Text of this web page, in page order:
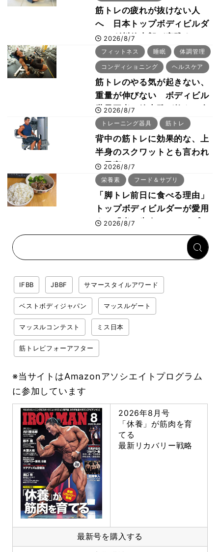
筋トレの疲れが抜けない人
へ 日本トップボディビルダ
ー・刈川啓志郎が実践する
「回復習慣」
2026/8/7
フィットネス 睡眠 体調管理
コンディショニング ヘルスケア
筋トレのやる気が起きない、
重量が伸びない ボディビル
世界王者・鈴木雅が教える食
事・睡眠・呼吸の整え方
2026/8/7
トレーニング器具 筋トレ
背中の筋トレに効果的な、上
半身のスクワットとも言われ
た最高マシン“ノーチラス・
プルオーバーマシン”とは？
2026/8/7
栄養素 フード＆サプリ
「脚トレ前日に食べる理由」
トップボディビルダーが愛用
する「米＋牛肉」のシンプル
回復メシとは？
2026/8/7
IFBB JBBF サマースタイルアワード
ベストボディジャパン マッスルゲート
マッスルコンテスト ミス日本
筋トレビフォーアフター
※当サイトはAmazonアソシエイトプログラム
に参加しています
2026年8月号
「休養」が筋肉を育
てる
最新リカバリー戦略
最新号を購入する